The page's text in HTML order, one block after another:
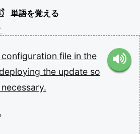
単語を覚える
configuration file in the
deploying the update so
necessary.